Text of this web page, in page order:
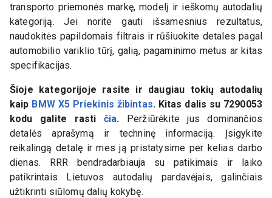
transporto priemonės markę, modelį ir ieškomų autodalių
kategoriją. Jei norite gauti išsamesnius rezultatus,
naudokitės papildomais filtrais ir rūšiuokite detales pagal
automobilio variklio tūrį, galią, pagaminimo metus ar kitas
specifikacijas.
Šioje kategorijoje rasite ir daugiau tokių autodalių
kaip BMW X5 Priekinis žibintas. Kitas dalis su 7290053
kodu galite rasti čia. Peržiūrėkite jus dominančios
detalės aprašymą ir techninę informaciją. Įsigykite
reikalingą detalę ir mes ją pristatysime per kelias darbo
dienas. RRR bendradarbiauja su patikimais ir laiko
patikrintais Lietuvos autodalių pardavėjais, galinčiais
užtikrinti siūlomų dalių kokybę.